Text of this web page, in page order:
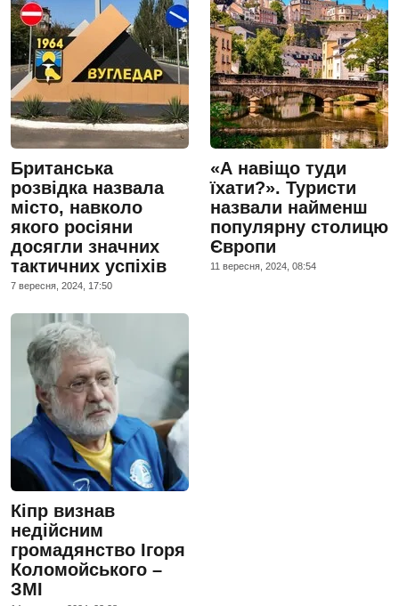
Британська
розвідка назвала
місто, навколо
якого росіяни
досягли значних
тактичних успіхів
7 вересня, 2024, 17:50
«А навіщо туди
їхати?». Туристи
назвали найменш
популярну столицю
Європи
11 вересня, 2024, 08:54
Кіпр визнав
недійсним
громадянство Ігоря
Коломойського –
ЗМІ